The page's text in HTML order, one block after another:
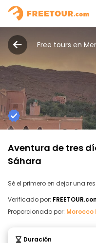
Free tours en
Aventura de tres
Sáhara
Sé el primero en dejar una
Verificado por:
Proporcionado por: Morocco
Duración